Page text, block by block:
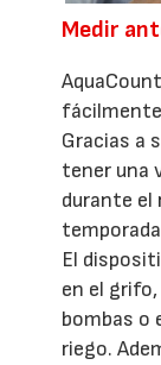
Medir
fácilmente
Gracias a
tener una
durante el
El
en el
bombas o
riego.